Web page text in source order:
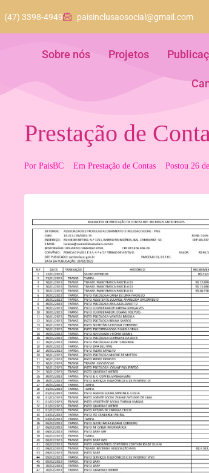
(47) 3398-4949 paisinclusaosocial@gmail.com
Sobre nós Projetos
Prestação de
Por PaisBC Em Prestação de Contas Postou 26